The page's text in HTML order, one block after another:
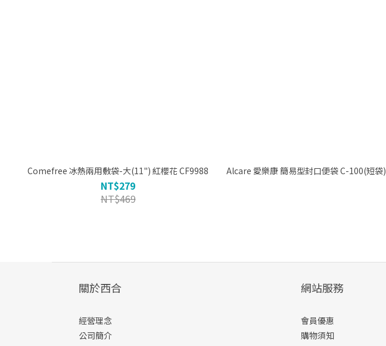
Comefree 冰熱兩用敷袋-大(11") 紅櫻花 CF9988
NT$279
NT$469
Alcare 愛樂康 簡易型封口便袋 C-100(短袋)
關於西合
經營理念
公司簡介
網站服務
會員優惠
購物須知